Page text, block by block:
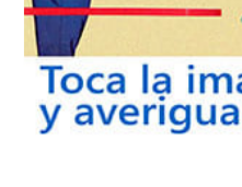
Tras registrarte tendrás
consultar el directorio